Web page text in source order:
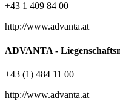
+43 1 409 84 00
http://www.advanta.at
ADVANTA -
+43 (1) 484 11 00
http://www.advanta.at